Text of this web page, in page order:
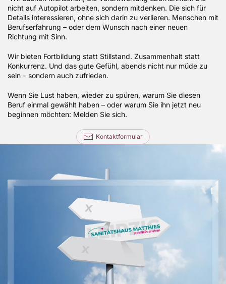
nicht auf Autopilot arbeiten, sondern mitdenken. Die sich für
Details interessieren, ohne sich darin zu verlieren. Menschen mit
Berufserfahrung – oder dem Wunsch nach einer neuen
Richtung mit Sinn.
Wir bieten Fortbildung statt Stillstand. Zusammenhalt statt
Konkurrenz. Und das gute Gefühl, abends nicht nur müde zu
sein – sondern auch zufrieden.
Wenn Sie Lust haben, wieder zu spüren, warum Sie diesen
Beruf einmal gewählt haben – oder warum Sie ihn jetzt neu
beginnen möchten: Melden Sie sich.
Kontaktformular